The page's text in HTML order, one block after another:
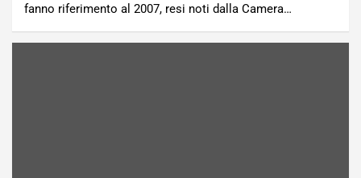
fanno riferimento al 2007, resi noti dalla Camera…